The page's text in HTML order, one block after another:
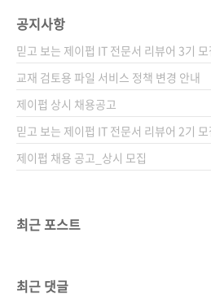
공지사항
믿고 보는 제이펍 IT 전문서 리뷰어 3기
교재 검토용 파일 서비스 정책 변경 안내
제이펍 상시 채용공고
믿고 보는 제이펍 IT 전문서 리뷰어 2기
제이펍 채용 공고_상시 모집
최근 포스트
최근 댓글